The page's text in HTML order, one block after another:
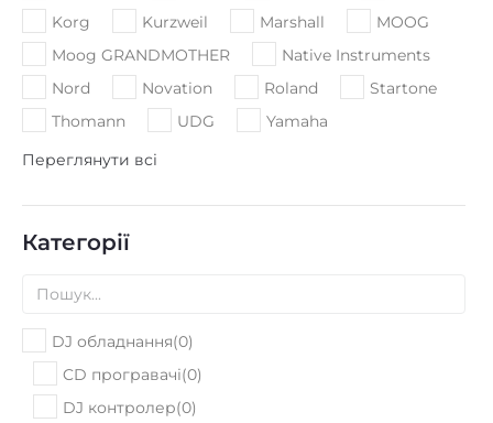
Korg
Kurzweil Marshall
MOOG
Moog GRANDMOTHER
Native Instruments
Nord
Novation Roland
Startone
Thomann
UDG
Yamaha
Переглянути всі
Категорії
DJ обладнання(0)
CD програвачі(0)
DJ контролер(0)